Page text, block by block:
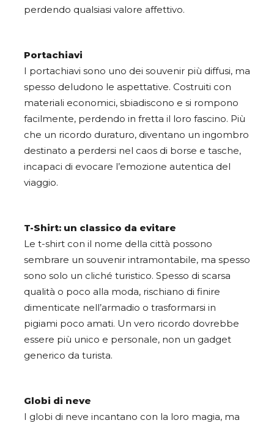
perdendo qualsiasi valore affettivo.
Portachiavi
I portachiavi sono uno dei souvenir più diffusi, ma
spesso deludono le aspettative. Costruiti con
materiali economici, sbiadiscono e si rompono
facilmente, perdendo in fretta il loro fascino. Più
che un ricordo duraturo, diventano un ingombro
destinato a perdersi nel caos di borse e tasche,
incapaci di evocare l’emozione autentica del
viaggio.
T-Shirt: un classico da evitare
Le t-shirt con il nome della città possono
sembrare un souvenir intramontabile, ma spesso
sono solo un cliché turistico. Spesso di scarsa
qualità o poco alla moda, rischiano di finire
dimenticate nell’armadio o trasformarsi in
pigiami poco amati. Un vero ricordo dovrebbe
essere più unico e personale, non un gadget
generico da turista.
Globi di neve
I globi di neve incantano con la loro magia, ma